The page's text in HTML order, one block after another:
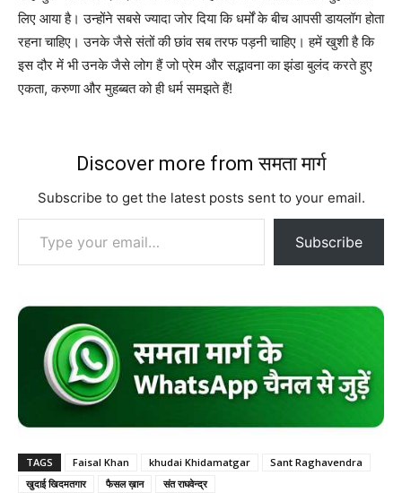
लिए आया है। उन्होंने सबसे ज्यादा जोर दिया कि धर्मों के बीच आपसी डायलॉग होता
रहना चाहिए। उनके जैसे संतों की छांव सब तरफ पड़नी चाहिए। हमें खुशी है कि
इस दौर में भी उनके जैसे लोग हैं जो प्रेम और सद्भावना का झंडा बुलंद करते हुए
एकता, करुणा और मुहब्बत को ही धर्म समझते हैं!
Discover more from समता मार्ग
Subscribe to get the latest posts sent to your email.
Type your email…
Subscribe
TAGS Faisal Khan khudai Khidamatgar
Sant Raghavendra
खुदाई खिदमतगार
फैसल ख़ान संत राघवेन्द्र